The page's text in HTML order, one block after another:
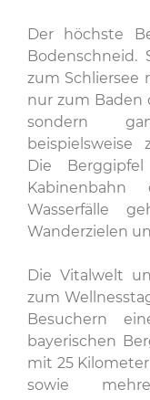
Der höchste
Bodenschneid.
zum Schliersee
nur zum Baden
sondern
beispielsweise
Die
Kabinenbahn
Wasserfälle
Wanderzielen
Die Vitalwelt
zum
Besuchern
bayerischen
mit 25
sowie